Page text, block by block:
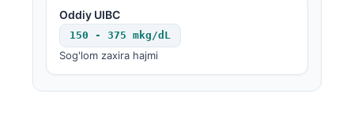
Oddiy UIBC
150 - 375 mkg/dL
Sog'lom zaxira hajmi